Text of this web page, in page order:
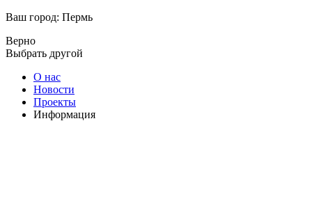
Ваш город: Пермь
Верно
Выбрать другой
О нас
Новости
Проекты
Информация